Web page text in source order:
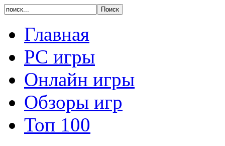
Главная
PC игры
Онлайн игры
Обзоры игр
Топ 100